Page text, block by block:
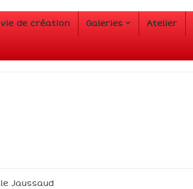
vie de création Galeries Atelier
Jaussaud